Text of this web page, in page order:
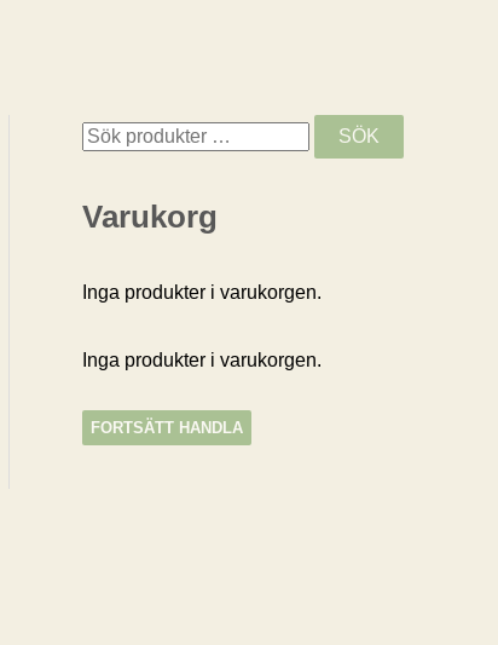
S
k
f
e
:
SÖK
Varukorg
Inga produkter i varukorgen.
Inga produkter i varukorgen.
FORTSÄTT HANDLA